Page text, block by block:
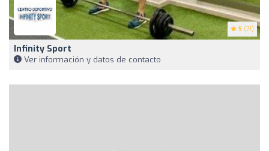
5 (71)
Infinity Sport
Ver información y datos de contacto